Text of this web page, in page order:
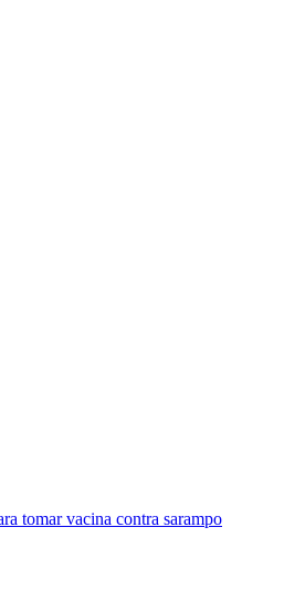
tomar vacina contra sarampo